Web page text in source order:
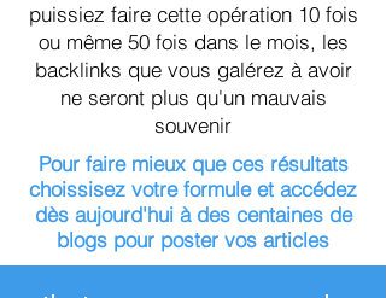
puissiez faire cette opération 10 fois
ou même 50 fois dans le mois, les
backlinks que vous galérez à avoir
ne seront plus qu'un mauvais
souvenir
Pour faire mieux que ces résultats
choissisez votre formule et accédez
dès aujourd'hui à des centaines de
blogs pour poster vos articles